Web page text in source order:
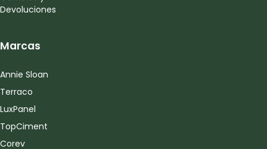
Devoluciones
Marcas
Annie Sloan
Terraco
LuxPanel
TopCiment
Corev